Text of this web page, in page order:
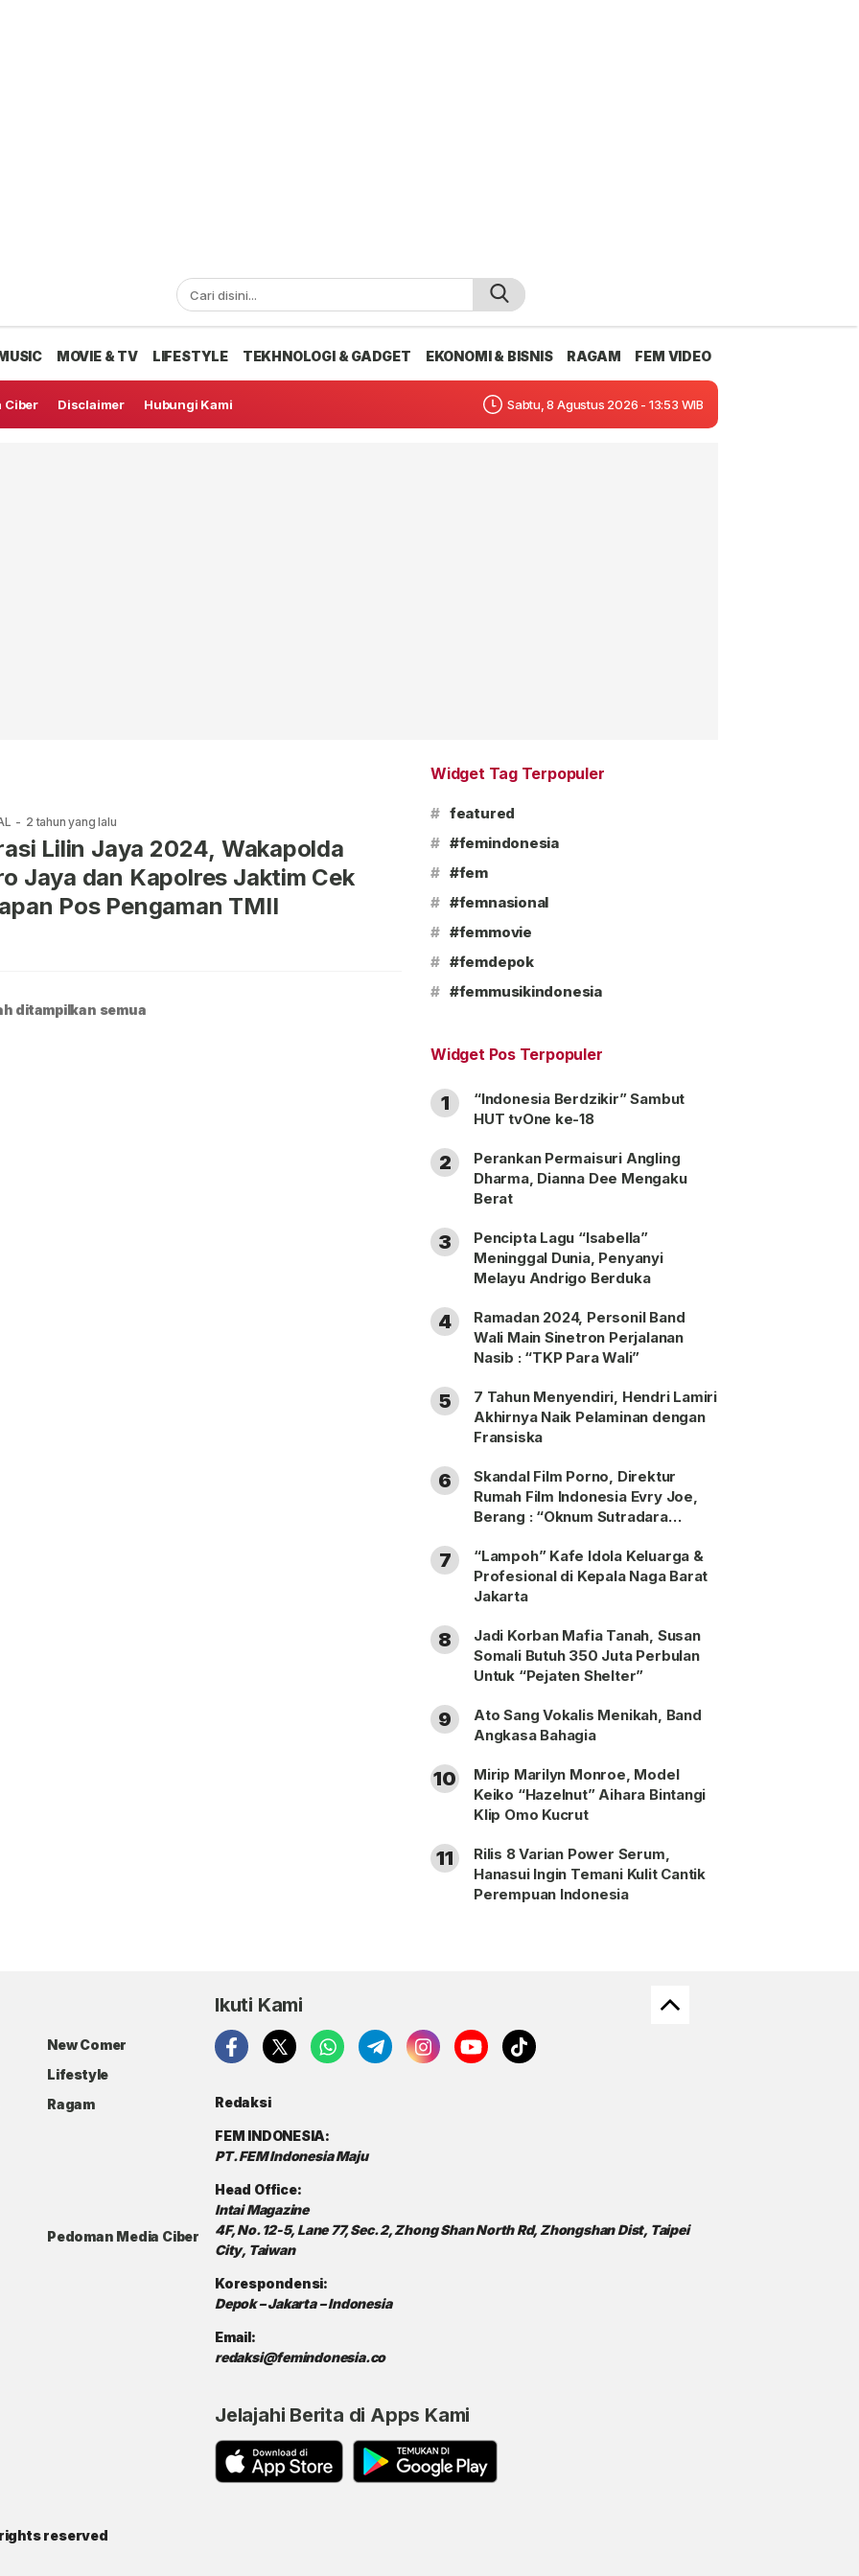
MOVIE & TV LIFESTYLE TEKHNOLOGI & GADGET EKONOMI & BISNIS RAGAM FEM VIDEO
Ciber Disclaimer Hubungi Kami Sabtu, 8 Agustus 2026 - 13:53 WIB
- 2 tahun yang lalu
Lilin Jaya 2024, Wakapolda
Jaya dan Kapolres Jaktim Cek
Pos Pengaman TMII
ditampilkan semua
Widget Tag Terpopuler
# featured
# #femindonesia
# #fem
# #femnasional
# #femmovie
# #femdepok
# #femmusikindonesia
Widget Pos Terpopuler
1
“Indonesia Berdzikir” Sambut
HUT tvOne ke-18
2
Perankan Permaisuri Angling
Dharma, Dianna Dee Mengaku
Berat
3
Pencipta Lagu “Isabella”
Meninggal Dunia, Penyanyi
Melayu Andrigo Berduka
4
Ramadan 2024, Personil Band
Wali Main Sinetron Perjalanan
Nasib : “TKP Para Wali”
5
7 Tahun Menyendiri, Hendri Lamiri
Akhirnya Naik Pelaminan dengan
Fransiska
6
Skandal Film Porno, Direktur
Rumah Film Indonesia Evry Joe,
Berang : “Oknum Sutradara
7
“Lampoh” Kafe Idola Keluarga &
Profesional di Kepala Naga Barat
Jakarta
8
Jadi Korban Mafia Tanah, Susan
Somali Butuh 350 Juta Perbulan
Untuk “Pejaten Shelter”
9
Ato Sang Vokalis Menikah, Band
Angkasa Bahagia
10
Mirip Marilyn Monroe, Model
Keiko “Hazelnut” Aihara Bintangi
Klip Omo Kucrut
11
Rilis 8 Varian Power Serum,
Hanasui Ingin Temani Kulit Cantik
Perempuan Indonesia
New Comer
Lifestyle
Ragam
Pedoman Media Ciber
Ikuti Kami
Redaksi
FEM INDONESIA:
PT. FEM Indonesia Maju
Head Office:
Intai Magazine
4F, No. 12-5, Lane 77, Sec. 2, Zhong Shan North Rd, Zhongshan Dist, Taipei
City, Taiwan
Korespondensi:
Depok – Jakarta – Indonesia
Email:
redaksi@femindonesia.co
Jelajahi Berita di Apps Kami
reserved